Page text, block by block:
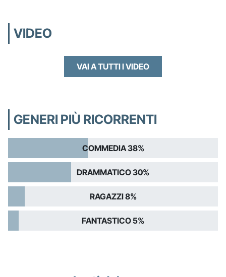
VIDEO
VAI A TUTTI I VIDEO
GENERI PIÙ RICORRENTI
COMMEDIA 38%
DRAMMATICO 30%
RAGAZZI 8%
FANTASTICO 5%